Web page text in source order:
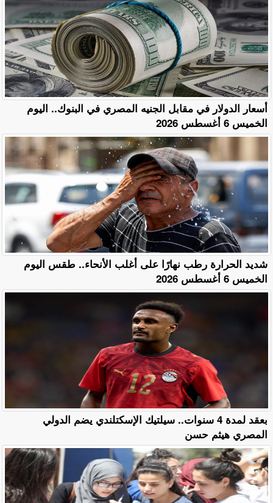
أسعار الدولار في مقابل الجنيه المصري في البنوك.. اليوم
الخميس 6 أغسطس 2026
​شديد الحرارة رطب نهارًا على أغلب الأنحاء.. طقس اليوم
الخميس 6 أغسطس 2026
بعقد لمدة 4 سنوات.. سيلتيك الإسكتلندي يضم الدولي
المصري هيثم حسن